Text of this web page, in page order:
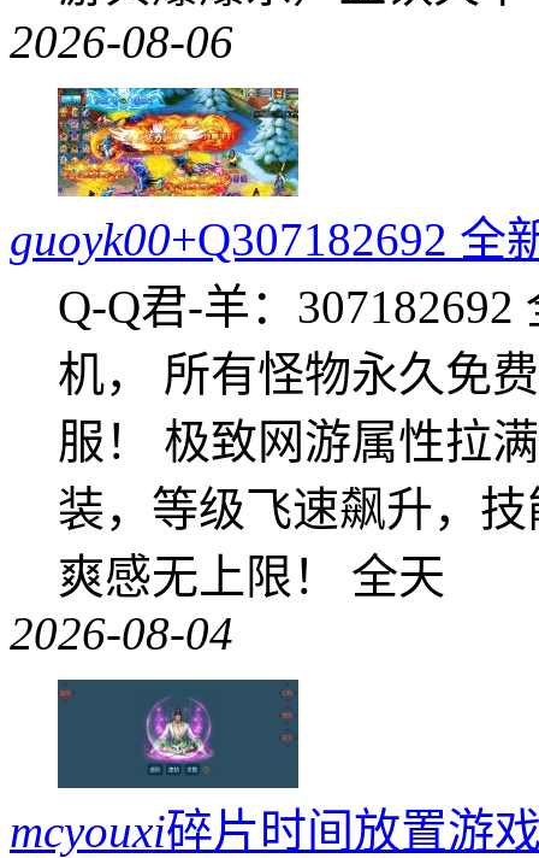
2026-08-06
guoyk00+Q307182692
Q-Q君-羊：
机， 所有怪物永久免
服！ 极致网游属性拉
装，等级飞速飙升，
爽感无上限！ 全天
2026-08-04
mcyouxi碎片时间放置游